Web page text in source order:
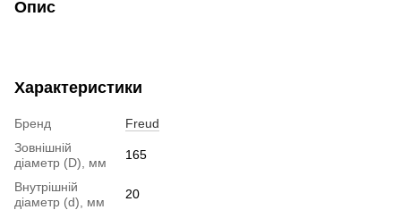
Опис
Характеристики
Бренд
Freud
Зовнішній
діаметр (D), мм
165
Внутрішній
діаметр (d), мм
20